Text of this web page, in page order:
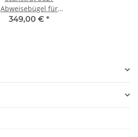
Abweisebügel für
Radomantennen
349,00 € *